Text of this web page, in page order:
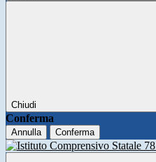
Chiudi
Conferma
Annulla Conferma